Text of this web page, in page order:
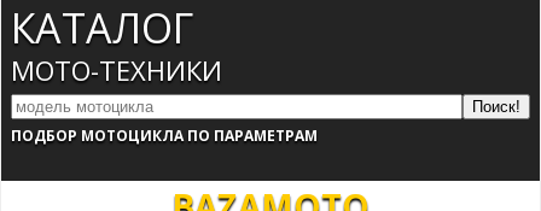
КАТАЛОГ
МОТО-ТЕХНИКИ
ПОДБОР МОТОЦИКЛА ПО ПАРАМЕТРАМ